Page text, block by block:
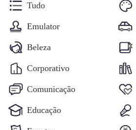
Tudo
Emulator
Beleza
Corporativo
Comunicação
Educação